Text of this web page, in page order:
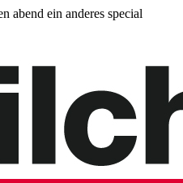
abend ein anderes special